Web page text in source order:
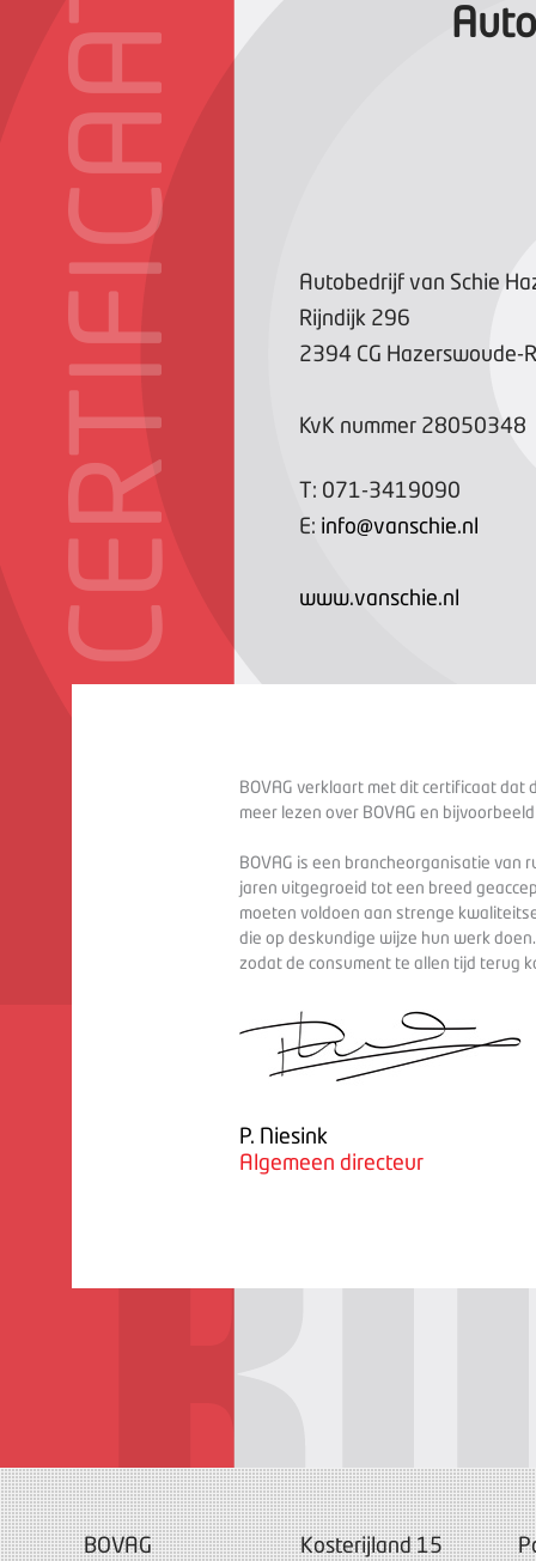
CERTIFICAAT
Autobedrijf van Schie
Rijndijk 296
2394 CG Hazerswoude-
KvK nummer 28050348
T: 071-3419090
E: info@vanschie.nl
www.vanschie.nl
BOVAG verklaart met dit certificaat dat
meer lezen over BOVAG en
BOVAG is een brancheorganisatie van
jaren uitgegroeid tot een breed
moeten voldoen aan strenge
die op deskundige wijze hun werk
zodat de consument te allen tijd terug
P. Niesink
Algemeen directeur
BOVAG
Kosterijland 15